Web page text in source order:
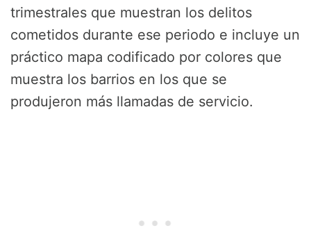
trimestrales que muestran los delitos
cometidos durante ese periodo e incluye un
práctico mapa codificado por colores que
muestra los barrios en los que se
produjeron más llamadas de servicio.